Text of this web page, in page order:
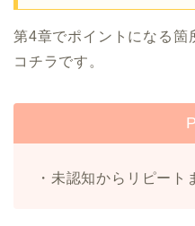
第4章でポイントになる箇
コチラです。
・未認知からリピート